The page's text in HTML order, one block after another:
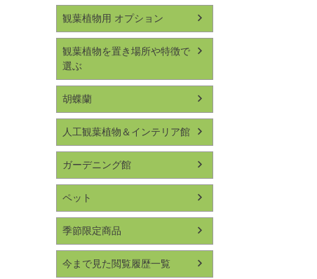
観葉植物用 オプション
観葉植物を置き場所や特徴で
選ぶ
胡蝶蘭
人工観葉植物＆インテリア館
ガーデニング館
ペット
季節限定商品
今まで見た閲覧履歴一覧